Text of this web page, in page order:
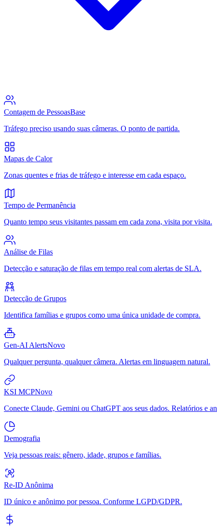
Contagem de PessoasBase
Tráfego preciso usando suas câmeras. O ponto de partida.
Mapas de Calor
Zonas quentes e frias de tráfego e interesse em cada espaço.
Tempo de Permanência
Quanto tempo seus visitantes passam em cada zona, visita por visita.
Análise de Filas
Detecção e saturação de filas em tempo real com alertas de SLA.
Detecção de Grupos
Identifica famílias e grupos como uma única unidade de compra.
Gen-AI AlertsNovo
Qualquer pergunta, qualquer câmera. Alertas em linguagem natural.
KSI MCPNovo
Conecte Claude, Gemini ou ChatGPT aos seus dados. Relatórios e
Demografia
Veja pessoas reais: gênero, idade, grupos e famílias.
Re-ID Anônima
ID único e anônimo por pessoa. Conforme LGPD/GDPR.